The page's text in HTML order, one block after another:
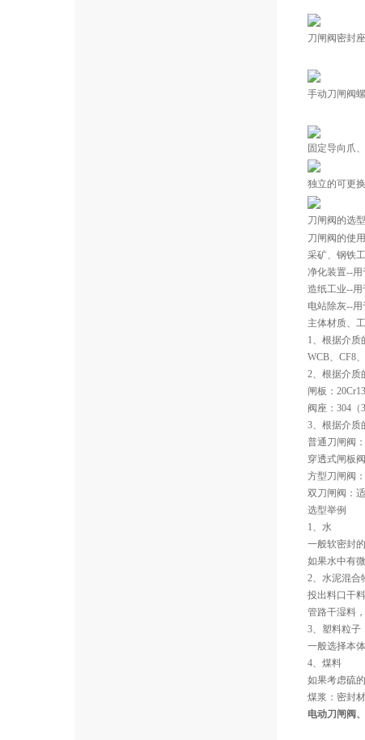
刀闸阀密封
手动刀闸阀
固定导向爪
独立的可更
刀闸阀的选型
刀闸阀的使
采矿、钢铁
净化装置--用
造纸工业--用
电站除灰--用
主体材质、
1、根据介质
WCB、CF8
2、根据介质
闸板：
阀座：304（
3、根据介质
普通刀闸阀
穿透式闸板
方型刀闸阀
双刀闸阀：
选型举例
1、水
一般软密封
如果水中有
2、水泥混合
投出料口干
管路干湿料
3、塑料粒子
一般选择本
4、煤料
如果考虑硫
煤浆：密封
电动刀闸阀